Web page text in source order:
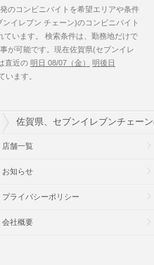
のコンビニバイトを希望エリアや条件
イレブン チェーン)のコンビニバイト
います。 検索条件は、勤務地だけで
が可能です。現在佐賀県(セブンイレ
直近の 明日 08/07（金）
明後日
います。
佐賀県、セブンイレブンチェー
店舗一覧
お知らせ
プライバシーポリシー
会社概要